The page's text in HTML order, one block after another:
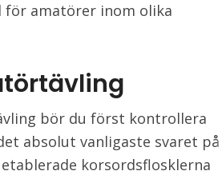
för amatörer inom olika
bör du först kontrollera
absolut vanligaste svaret på
korsordsflosklerna